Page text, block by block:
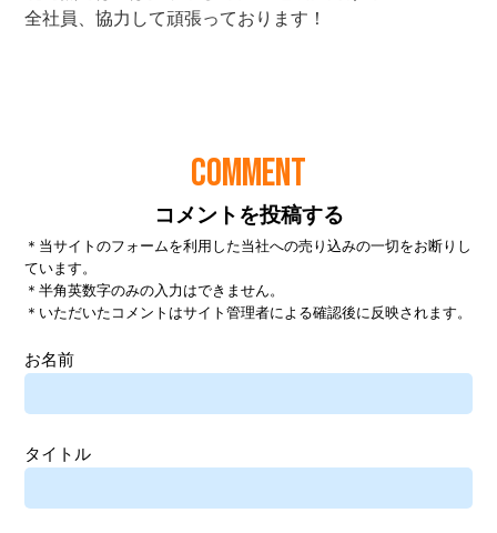
COMMENT
コメントを投稿する
＊当サイトのフォームを利用した当社への売り込みの一切をお断りし
ています。
＊半角英数字のみの入力はできません。
＊いただいたコメントはサイト管理者による確認後に反映されます。
お名前
タイトル